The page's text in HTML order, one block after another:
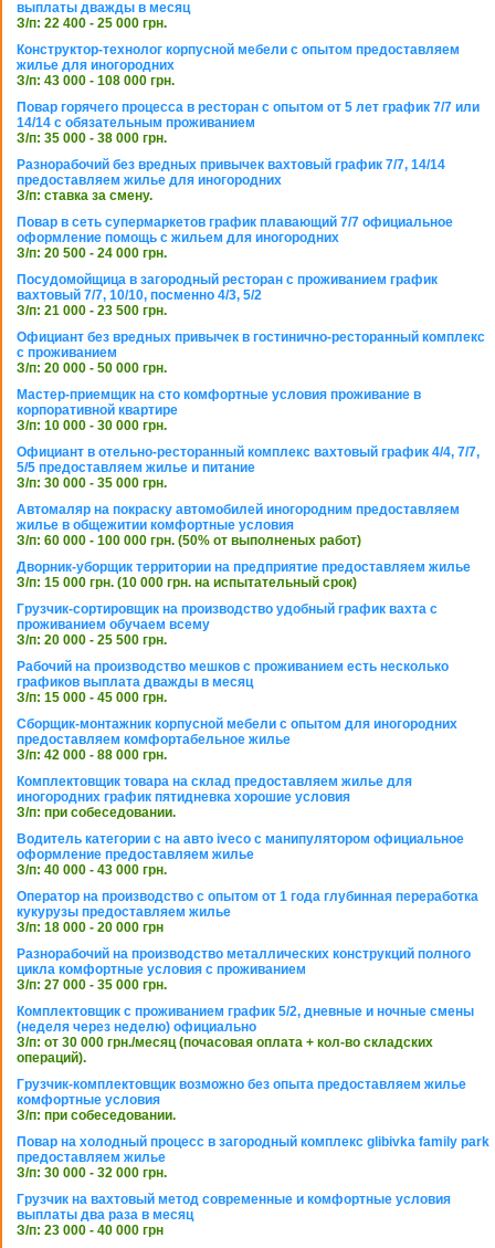
выплаты дважды в месяц
З/п: 22 400 - 25 000 грн.
Конструктор-технолог корпусной мебели с опытом предоставляем
жилье для иногородних
З/п: 43 000 - 108 000 грн.
Повар горячего процесса в ресторан с опытом от 5 лет график 7/7 или
14/14 с обязательным проживанием
З/п: 35 000 - 38 000 грн.
Разнорабочий без вредных привычек вахтовый график 7/7, 14/14
предоставляем жилье для иногородних
З/п: ставка за смену.
Повар в сеть супермаркетов график плавающий 7/7 официальное
оформление помощь с жильем для иногородних
З/п: 20 500 - 24 000 грн.
Посудомойщица в загородный ресторан с проживанием график
вахтовый 7/7, 10/10, посменно 4/3, 5/2
З/п: 21 000 - 23 500 грн.
Официант без вредных привычек в гостинично-ресторанный комплекс
с проживанием
З/п: 20 000 - 50 000 грн.
Мастер-приемщик на сто комфортные условия проживание в
корпоративной квартире
З/п: 10 000 - 30 000 грн.
Официант в отельно-ресторанный комплекс вахтовый график 4/4, 7/7,
5/5 предоставляем жилье и питание
З/п: 30 000 - 35 000 грн.
Автомаляр на покраску автомобилей иногородним предоставляем
жилье в общежитии комфортные условия
З/п: 60 000 - 100 000 грн. (50% от выполненых работ)
Дворник-уборщик территории на предприятие предоставляем жилье
З/п: 15 000 грн. (10 000 грн. на испытательный срок)
Грузчик-сортировщик на производство удобный график вахта с
проживанием обучаем всему
З/п: 20 000 - 25 500 грн.
Рабочий на производство мешков с проживанием есть несколько
графиков выплата дважды в месяц
З/п: 15 000 - 45 000 грн.
Сборщик-монтажник корпусной мебели с опытом для иногородних
предоставляем комфортабельное жилье
З/п: 42 000 - 88 000 грн.
Комплектовщик товара на склад предоставляем жилье для
иногородних график пятидневка хорошие условия
З/п: при собеседовании.
Водитель категории с на авто iveco с манипулятором официальное
оформление предоставляем жилье
З/п: 40 000 - 43 000 грн.
Оператор на производство с опытом от 1 года глубинная переработка
кукурузы предоставляем жилье
З/п: 18 000 - 20 000 грн
Разнорабочий на производство металлических конструкций полного
цикла комфортные условия с проживанием
З/п: 27 000 - 35 000 грн.
Комплектовщик с проживанием график 5/2, дневные и ночные смены
(неделя через неделю) официально
З/п: от 30 000 грн./месяц (почасовая оплата + кол-во складских
операций).
Грузчик-комплектовщик возможно без опыта предоставляем жилье
комфортные условия
З/п: при собеседовании.
Повар на холодный процесс в загородный комплекс glibivka family park
предоставляем жилье
З/п: 30 000 - 32 000 грн.
Грузчик на вахтовый метод современные и комфортные условия
выплаты два раза в месяц
З/п: 23 000 - 40 000 грн